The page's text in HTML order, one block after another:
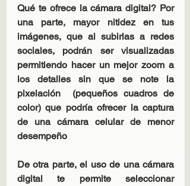
Qué te ofrece la cámara digital? Por
una parte, mayor nitidez en tus
imágenes, que al subirlas a redes
sociales, podrán ser visualizadas
permitiendo hacer un mejor zoom a
los detalles sin que se note la
pixelación  (pequeños cuadros de
color) que podría ofrecer la captura
de una cámara celular de menor
desempeño
De otra parte, el uso de una cámara
digital te permite seleccionar